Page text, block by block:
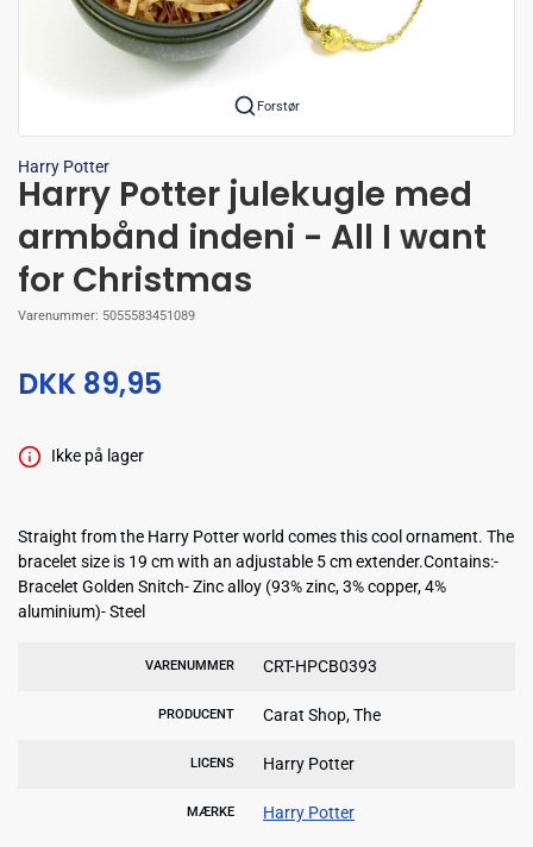
Forstør
Harry Potter
Harry Potter julekugle med
armbånd indeni - All I want
for Christmas
Varenummer: 5055583451089
DKK 89,95
Ikke på lager
Straight from the Harry Potter world comes this cool ornament. The
bracelet size is 19 cm with an adjustable 5 cm extender.Contains:-
Bracelet Golden Snitch- Zinc alloy (93% zinc, 3% copper, 4%
aluminium)- Steel
VARENUMMER CRT-HPCB0393
PRODUCENT Carat Shop, The
LICENS Harry Potter
MÆRKE Harry Potter